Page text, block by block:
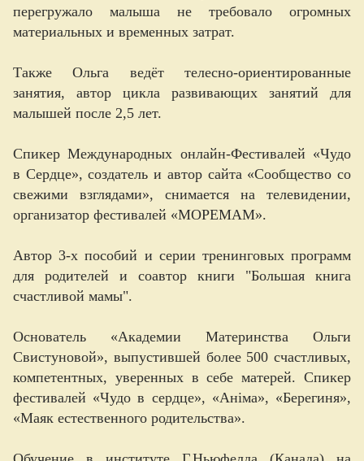
перегружало малыша не требовало огромных
материальных и временных затрат.
Также Ольга ведёт телесно-ориентированные
занятия, автор цикла развивающих занятий для
малышей после 2,5 лет.
Спикер Международных онлайн-Фестивалей «Чудо
в Сердце», создатель и автор сайта «Сообщество со
свежими взглядами», снимается на телевидении,
организатор фестивалей «МОРЕМАМ».
Автор 3-х пособий и серии тренинговых программ
для родителей и соавтор книги "Большая книга
счастливой мамы".
Основатель «Академии Материнства Ольги
Свистуновой», выпустившей более 500 счастливых,
компетентных, уверенных в себе матерей. Спикер
фестивалей «Чудо в сердце», «Аніма», «Берегиня»,
«Маяк естественного родительства».